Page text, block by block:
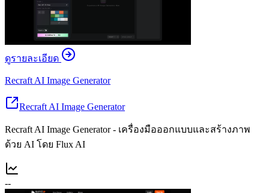
ดูรายละเอียด
Recraft AI Image Generator
Recraft AI Image Generator
Recraft AI Image Generator - เครื่องมือออกแบบและสร้างภาพ
ด้วย AI โดย Flux AI
--